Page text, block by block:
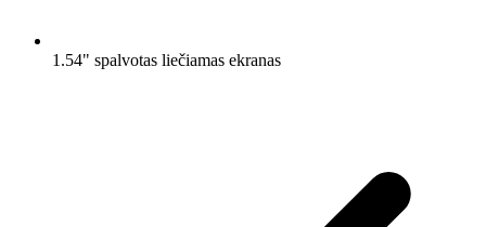
1.54" spalvotas liečiamas ekranas